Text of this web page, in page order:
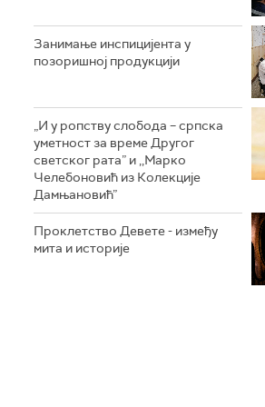
Занимање инспицијента у
позоришној продукцији
„И у ропству слобода – српска
уметност за време Другог
светског рата” и ,,Марко
Челебоновић из Колекције
Дамњановић”
Проклетство Девете - између
мита и историје